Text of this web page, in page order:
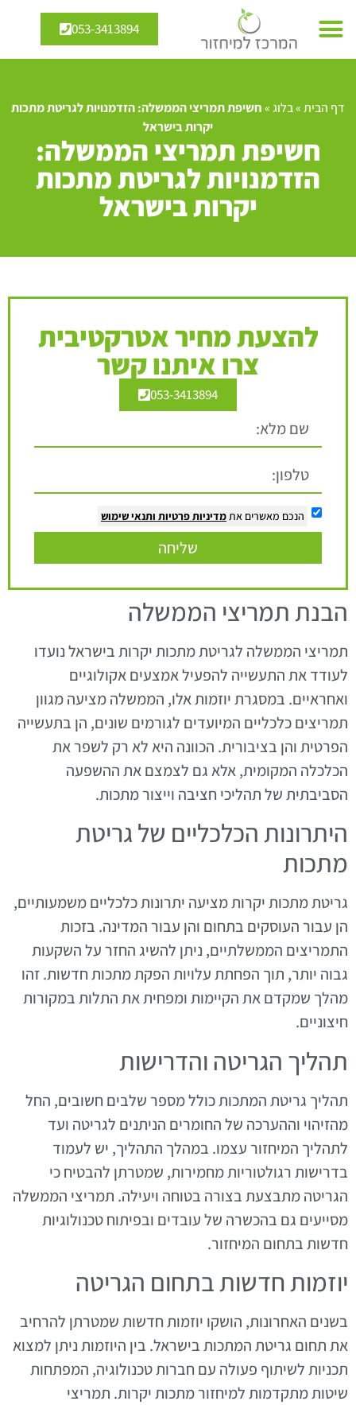
053-3413894
דף הבית»בלוג»חשיפת תמריצי הממשלה: הזדמנויות לגריטת מתכות
יקרות בישראל
חשיפת תמריצי הממשלה:
הזדמנויות לגריטת מתכות
יקרות בישראל
להצעת מחיר אטרקטיבית
צרו איתנו קשר
053-3413894
הנכם מאשרים את מדיניות פרטיות ותנאי שימוש
שליחה
הבנת תמריצי הממשלה
תמריצי הממשלה לגריטת מתכות יקרות בישראל נועדו
לעודד את התעשייה להפעיל אמצעים אקולוגיים
ואחראיים. במסגרת יוזמות אלו, הממשלה מציעה מגוון
תמריצים כלכליים המיועדים לגורמים שונים, הן בתעשייה
הפרטית והן בציבורית. הכוונה היא לא רק לשפר את
הכלכלה המקומית, אלא גם לצמצם את ההשפעה
הסביבתית של תהליכי חציבה וייצור מתכות.
היתרונות הכלכליים של גריטת
מתכות
גריטת מתכות יקרות מציעה יתרונות כלכליים משמעותיים,
הן עבור העוסקים בתחום והן עבור המדינה. בזכות
התמריצים הממשלתיים, ניתן להשיג החזר על השקעות
גבוה יותר, תוך הפחתת עלויות הפקת מתכות חדשות. זהו
מהלך שמקדם את הקיימות ומפחית את התלות במקורות
חיצוניים.
תהליך הגריטה והדרישות
תהליך גריטת המתכות כולל מספר שלבים חשובים, החל
מהזיהוי וההערכה של החומרים הניתנים לגריטה ועד
לתהליך המיחזור עצמו. במהלך התהליך, יש לעמוד
בדרישות רגולטוריות מחמירות, שמטרתן להבטיח כי
הגריטה מתבצעת בצורה בטוחה ויעילה. תמריצי הממשלה
מסייעים גם בהכשרה של עובדים ובפיתוח טכנולוגיות
חדשות בתחום המיחזור.
יוזמות חדשות בתחום הגריטה
בשנים האחרונות, הושקו יוזמות חדשות שמטרתן להרחיב
את תחום גריטת המתכות בישראל. בין היוזמות ניתן למצוא
תכניות לשיתוף פעולה עם חברות טכנולוגיה, המפתחות
שיטות מתקדמות למיחזור מתכות יקרות. תמריצי